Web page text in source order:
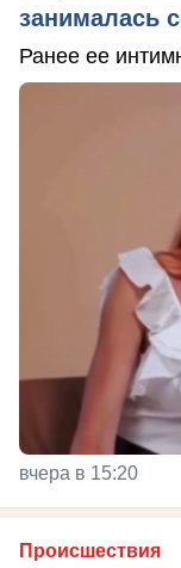
занималась
Ранее ее
вчера в 15:20
Происшествия